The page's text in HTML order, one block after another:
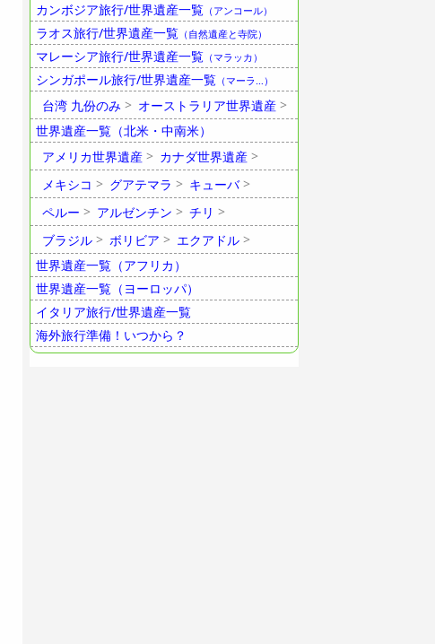
カンボジア旅行/世界遺産一覧 （アンコール）
ラオス旅行/世界遺産一覧 （自然遺産と寺院）
マレーシア旅行/世界遺産一覧 （マラッカ）
シンガポール旅行/世界遺産一覧 （マーラ…）
台湾 九份のみ
オーストラリア世界遺産
世界遺産一覧（北米・中南米）
アメリカ世界遺産
カナダ世界遺産
メキシコ
グアテマラ
キューバ
ペルー
アルゼンチン
チリ
ブラジル
ボリビア
エクアドル
世界遺産一覧（アフリカ）
世界遺産一覧（ヨーロッパ）
イタリア旅行/世界遺産一覧
海外旅行準備！いつから？